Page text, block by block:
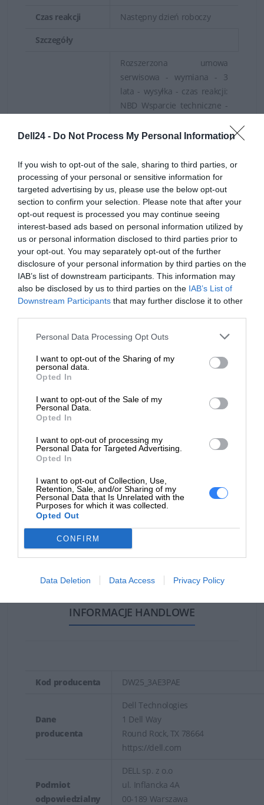
Dell24 - Do Not Process My Personal Information
If you wish to opt-out of the sale, sharing to third parties, or
processing of your personal or sensitive information for
targeted advertising by us, please use the below opt-out
section to confirm your selection. Please note that after your
opt-out request is processed you may continue seeing
interest-based ads based on personal information utilized by
us or personal information disclosed to third parties prior to
your opt-out. You may separately opt-out of the further
disclosure of your personal information by third parties on the
IAB’s list of downstream participants. This information may
also be disclosed by us to third parties on the IAB’s List of
Downstream Participants that may further disclose it to other
Personal Data Processing Opt Outs
I want to opt-out of the Sharing of my
personal data.
Opted In
I want to opt-out of the Sale of my
Personal Data.
Opted In
I want to opt-out of processing my
Personal Data for Targeted Advertising.
Opted In
I want to opt-out of Collection, Use,
Retention, Sale, and/or Sharing of my
Personal Data that Is Unrelated with the
Purposes for which it was collected.
Opted Out
CONFIRM
Data Deletion Data Access Privacy Policy
Czas reakcji Następny dzień roboczy
Szczegóły
Obsługa i
wsparcie
Rozszerzona umowa
serwisowa - wymiana - 3
lata - wysyłka - czas reakcji:
NBD Wsparcie techniczne -
lata - dostępność: 24
poniedziałek-niedziela
Wsparcie techniczne -
wsparcie przez Internet - 3
lata - dostępność: 24
godziny dziennie /
poniedziałek-niedziela
Wsparcie techniczne -
internetowy dostęp do bazy
informacji - 3 lata -
dostępność: 24 godziny
dziennie / poniedziałek-
niedziela Wsparcie
techniczne - zdalna
dostępność: 24 godziny
techniczne - konsultacja
dziennie / poniedziałek-
Informacja o kompatybilnosci
Zaprojektowany
dla
Dell Pro Dock WD25
Deklarowana waga jest wagą minimalną i może różnić się w
procesie produkcyjnym.
INFORMACJE HANDLOWE
Kod producenta DW25_3AE3PAE
Dane
producenta
Dell Technologies
1 Dell Way
Round Rock, TX 78664
https://dell.com
Podmiot
odpowiedzialny
DELL sp. z o.o
ul. Inflancka 4A
00-189 Warszawa